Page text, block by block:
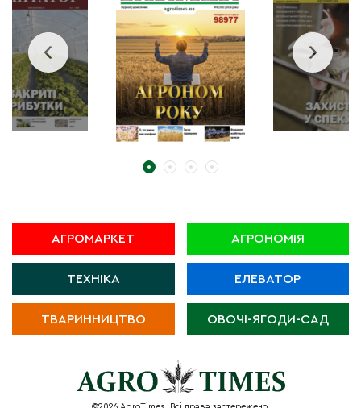
АГРОМАРКЕТ АГРОНОМІЯ
ТЕХНІКА ЕЛЕВАТОР
ТВАРИННИЦТВО ОВОЧІ-ЯГОДИ-САД